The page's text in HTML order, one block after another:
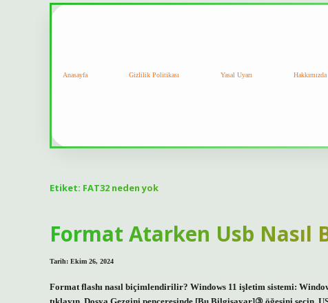
Anasayfa Gizlilik Politikası Yasal Uyarı Hakkımızda
Etiket: FAT32 neden yok
Format Atarken Usb
Tarih: Ekim 26, 2024
Format flashı nasıl biçimlendirilir? Windows 11 işletim sistemi: